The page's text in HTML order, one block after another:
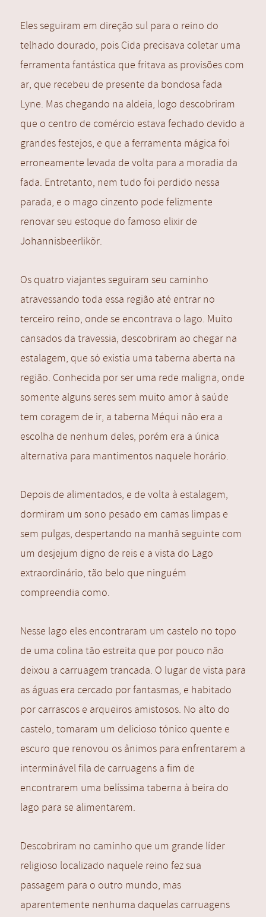
Eles seguiram em direção sul para o reino do
telhado dourado, pois Cida precisava coletar uma
ferramenta fantástica que fritava as provisões com
ar, que recebeu de presente da bondosa fada
Lyne. Mas chegando na aldeia, logo descobriram
que o centro de comércio estava fechado devido a
grandes festejos, e que a ferramenta mágica foi
erroneamente levada de volta para a moradia da
fada. Entretanto, nem tudo foi perdido nessa
parada, e o mago cinzento pode felizmente
renovar seu estoque do famoso elixir de
Johannisbeerlikör.
Os quatro viajantes seguiram seu caminho
atravessando toda essa região até entrar no
terceiro reino, onde se encontrava o lago. Muito
cansados da travessia, descobriram ao chegar na
estalagem, que só existia uma taberna aberta na
região. Conhecida por ser uma rede maligna, onde
somente alguns seres sem muito amor à saúde
tem coragem de ir, a taberna Méqui não era a
escolha de nenhum deles, porém era a única
alternativa para mantimentos naquele horário.
Depois de alimentados, e de volta à estalagem,
dormiram um sono pesado em camas limpas e
sem pulgas, despertando na manhã seguinte com
um desjejum digno de reis e a vista do Lago
extraordinário, tão belo que ninguém
compreendia como.
Nesse lago eles encontraram um castelo no topo
de uma colina tão estreita que por pouco não
deixou a carruagem trancada. O lugar de vista para
as águas era cercado por fantasmas, e habitado
por carrascos e arqueiros amistosos. No alto do
castelo, tomaram um delicioso tónico quente e
escuro que renovou os ânimos para enfrentarem a
interminável fila de carruagens a fim de
encontrarem uma belíssima taberna à beira do
lago para se alimentarem.
Descobriram no caminho que um grande líder
religioso localizado naquele reino fez sua
passagem para o outro mundo, mas
aparentemente nenhuma daquelas carruagens